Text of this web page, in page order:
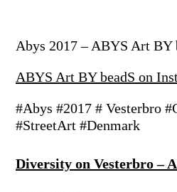
Abys 2017 – ABYS Art BY
ABYS Art BY beadS on
#Abys #2017 # Vesterbro
#StreetArt #Denmark
Diversity on Vesterbro –